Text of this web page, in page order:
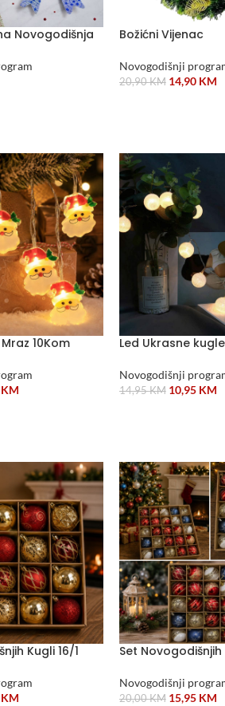
Novogodišnja Božićni Vijenac
Novogodišnji
20,90KM 14,90 KM
10Kom
KM
Led Ukrasne
Novogodišnji
14,95KM 10,95 KM
Kugli 16/1
KM
Set
Novogodišnji
20,00KM 15,95 KM